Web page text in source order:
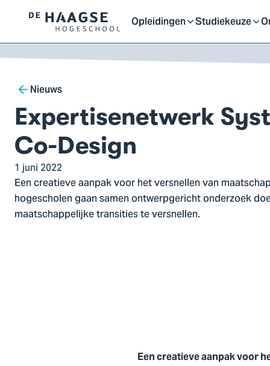
Logo
van
De
Hogeschool,
naar
de
homepagina
Opleidingen
Open
sluit
submenu
Studiekeuze
Open
sluit
Breadcrumb
Nieuws
Expertisenetwerk
Co-Design
1 juni 2022
Een creatieve aanpak voor het versnellen van
hogescholen gaan samen ontwerpgericht onderzoek
maatschappelijke transities te versnellen.
Een creatieve aanpak voor